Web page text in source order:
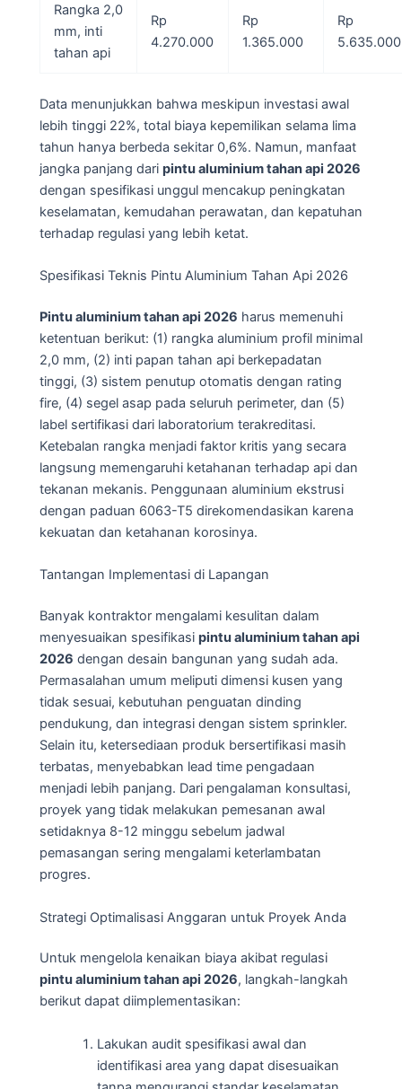
Rangka 2,0
mm, inti
tahan api
Rp
4.270.000
Rp
1.365.000
Rp
5.635.000
Data menunjukkan bahwa meskipun investasi awal
lebih tinggi 22%, total biaya kepemilikan selama lima
tahun hanya berbeda sekitar 0,6%. Namun, manfaat
jangka panjang dari pintu aluminium tahan api 2026
dengan spesifikasi unggul mencakup peningkatan
keselamatan, kemudahan perawatan, dan kepatuhan
terhadap regulasi yang lebih ketat.
Spesifikasi Teknis Pintu Aluminium Tahan Api 2026
Pintu aluminium tahan api 2026 harus memenuhi
ketentuan berikut: (1) rangka aluminium profil minimal
2,0 mm, (2) inti papan tahan api berkepadatan
tinggi, (3) sistem penutup otomatis dengan rating
fire, (4) segel asap pada seluruh perimeter, dan (5)
label sertifikasi dari laboratorium terakreditasi.
Ketebalan rangka menjadi faktor kritis yang secara
langsung memengaruhi ketahanan terhadap api dan
tekanan mekanis. Penggunaan aluminium ekstrusi
dengan paduan 6063-T5 direkomendasikan karena
kekuatan dan ketahanan korosinya.
Tantangan Implementasi di Lapangan
Banyak kontraktor mengalami kesulitan dalam
menyesuaikan spesifikasi pintu aluminium tahan api
2026 dengan desain bangunan yang sudah ada.
Permasalahan umum meliputi dimensi kusen yang
tidak sesuai, kebutuhan penguatan dinding
pendukung, dan integrasi dengan sistem sprinkler.
Selain itu, ketersediaan produk bersertifikasi masih
terbatas, menyebabkan lead time pengadaan
menjadi lebih panjang. Dari pengalaman konsultasi,
proyek yang tidak melakukan pemesanan awal
setidaknya 8-12 minggu sebelum jadwal
pemasangan sering mengalami keterlambatan
progres.
Strategi Optimalisasi Anggaran untuk Proyek Anda
Untuk mengelola kenaikan biaya akibat regulasi
pintu aluminium tahan api 2026, langkah-langkah
berikut dapat diimplementasikan:
Lakukan audit spesifikasi awal dan
identifikasi area yang dapat disesuaikan